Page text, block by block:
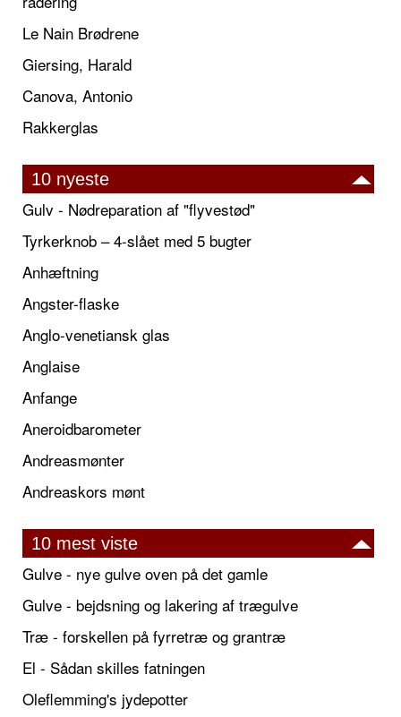
Le Nain Brødrene
Giersing, Harald
Canova, Antonio
Rakkerglas
10 nyeste
Gulv - Nødreparation af "flyvestød"
Tyrkerknob – 4-slået med 5 bugter
Anhæftning
Angster-flaske
Anglo-venetiansk glas
Anglaise
Anfange
Aneroidbarometer
Andreasmønter
Andreaskors mønt
10 mest viste
Gulve - nye gulve oven på det gamle
Gulve - bejdsning og lakering af trægulve
Træ - forskellen på fyrretræ og grantræ
El - Sådan skilles fatningen
Oleflemming's jydepotter